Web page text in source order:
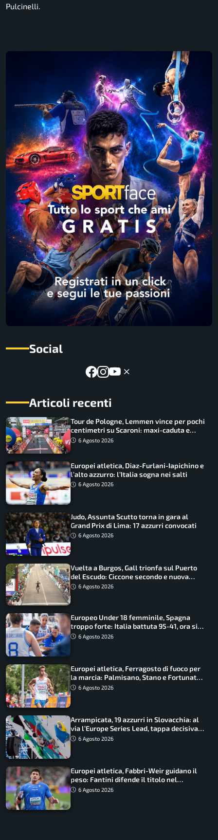
Pulcinelli.
Social
Articoli recenti
Tour de Pologne, Lemmen vince per pochi
centimetri su Scaroni: maxi-caduta e
tappa accorciata
6 Agosto 2026
Europei atletica, Diaz-Furlani-Iapichino e
l’alto azzurro: l’Italia sogna nei salti
6 Agosto 2026
Judo, Assunta Scutto torna in gara al
Grand Prix di Lima: 17 azzurri convocati
6 Agosto 2026
Vuelta a Burgos, Gall trionfa sul Puerto
del Escudo: Ciccone secondo e nuova
maglia di leader
6 Agosto 2026
Europeo Under 18 femminile, Spagna
troppo forte: Italia battuta 95-41, ora si
gioca il Mondiale
6 Agosto 2026
Europei atletica, Ferragosto di fuoco per
la marcia: Palmisano, Stano e Fortunato
guidano l’Italia
6 Agosto 2026
Arrampicata, 19 azzurri in Slovacchia: al
via l’Europe Series Lead, tappa decisiva
per la Speed
6 Agosto 2026
Europei atletica, Fabbri-Weir guidano il
peso: Fantini difende il titolo nel
martello
6 Agosto 2026